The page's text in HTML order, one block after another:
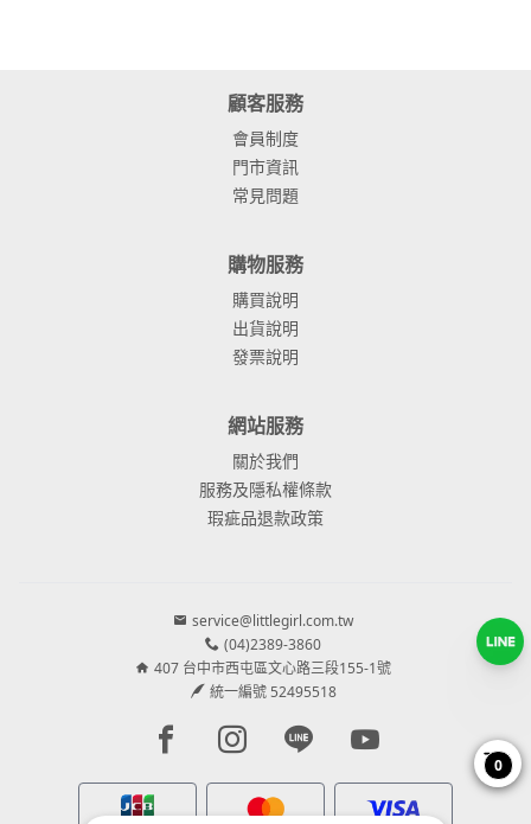
顧客服務
會員制度
門市資訊
常見問題
購物服務
購買說明
出貨說明
發票說明
網站服務
關於我們
服務及隱私權條款
瑕疵品退款政策
service@littlegirl.com.tw
(04)2389-3860
407 台中市西屯區文心路三段155-1號
統一編號 52495518
Facebook page
Instagram page
Line pageYoutube page
0